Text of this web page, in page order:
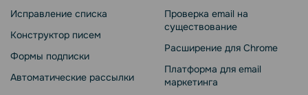
Исправление списка
Конструктор писем
Формы подписки
Автоматические рассылки
Проверка email на
существование
Расширение для Chrome
Платформа для email
маркетинга